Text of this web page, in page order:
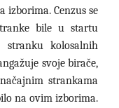
izborima. Cenzus se
bile u startu
stranku kolosalnih
svoje birače,
strankama
na ovim izborima.